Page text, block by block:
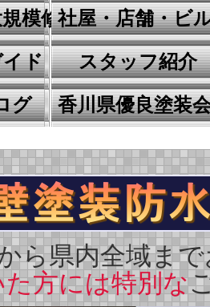
模修繕工事
社屋・店舗・ビ
ド スタッフ紹介
グ 香川県優良塗装
ら県内全域ま
方には特別な